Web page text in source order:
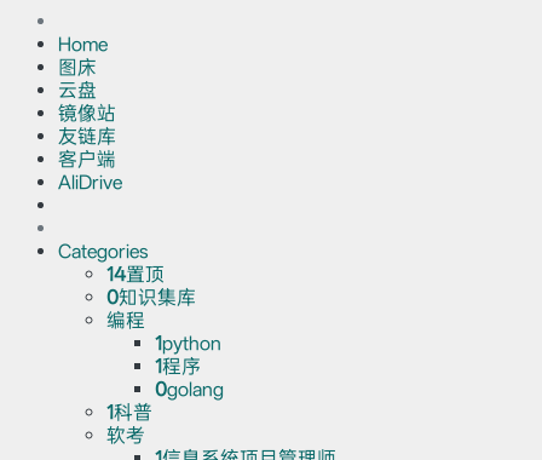
Home
图床
云盘
镜像站
友链库
客户端
AliDrive
Categories
14置顶
0知识集库
编程
1python
1程序
0golang
1科普
软考